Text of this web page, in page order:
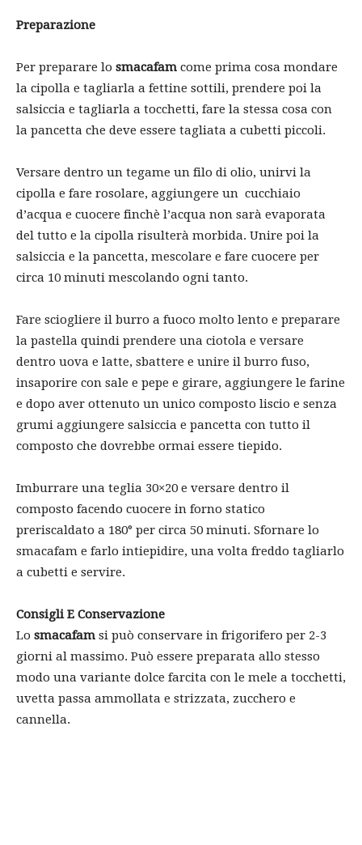
Preparazione
Per preparare lo smacafam come prima cosa mondare
la cipolla e tagliarla a fettine sottili, prendere poi la
salsiccia e tagliarla a tocchetti, fare la stessa cosa con
la pancetta che deve essere tagliata a cubetti piccoli.
Versare dentro un tegame un filo di olio, unirvi la
cipolla e fare rosolare, aggiungere un cucchiaio
d’acqua e cuocere finchè l’acqua non sarà evaporata
del tutto e la cipolla risulterà morbida. Unire poi la
salsiccia e la pancetta, mescolare e fare cuocere per
circa 10 minuti mescolando ogni tanto.
Fare sciogliere il burro a fuoco molto lento e preparare
la pastella quindi prendere una ciotola e versare
dentro uova e latte, sbattere e unire il burro fuso,
insaporire con sale e pepe e girare, aggiungere le farine
e dopo aver ottenuto un unico composto liscio e senza
grumi aggiungere salsiccia e pancetta con tutto il
composto che dovrebbe ormai essere tiepido.
Imburrare una teglia 30×20 e versare dentro il
composto facendo cuocere in forno statico
preriscaldato a 180° per circa 50 minuti. Sfornare lo
smacafam e farlo intiepidire, una volta freddo tagliarlo
a cubetti e servire.
Consigli E Conservazione
Lo smacafam si può conservare in frigorifero per 2-3
giorni al massimo. Può essere preparata allo stesso
modo una variante dolce farcita con le mele a tocchetti,
uvetta passa ammollata e strizzata, zucchero e
cannella.